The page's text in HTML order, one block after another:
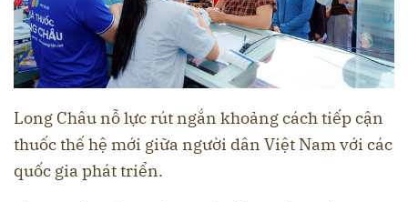
Long Châu nỗ lực rút ngắn khoảng cách tiếp cận
thuốc thế hệ mới giữa người dân Việt Nam với các
quốc gia phát triển.